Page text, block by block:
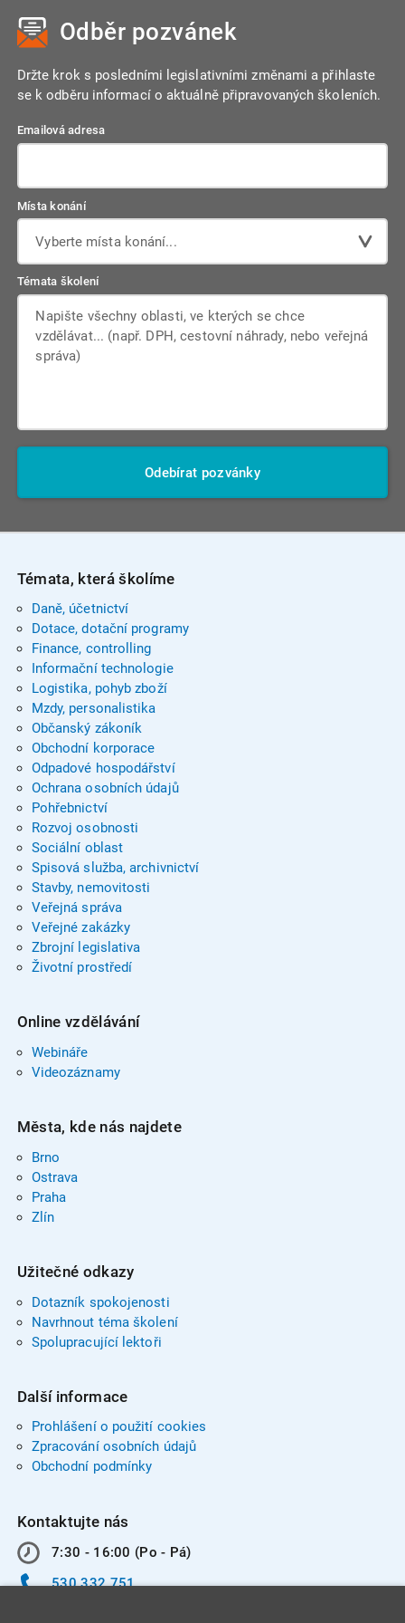
podávání výkazů i nový systém JMHZ. To má zajistit hladký
náběh, odchytání případných "porodních bolestí" a
minimalizovat rizika pro zaměstnavatele.
Odběr pozvánek
Držte krok s posledními legislativními změnami a přihlaste
se k odběru informací o aktuálně připravovaných školeních.
Emailová adresa
Místa konání
Vyberte místa konání...
Témata školení
Odebírat pozvánky
Témata, která školíme
Daně, účetnictví
Dotace, dotační programy
Finance, controlling
Informační technologie
Logistika, pohyb zboží
Mzdy, personalistika
Občanský zákoník
Obchodní korporace
Odpadové hospodářství
Ochrana osobních údajů
Pohřebnictví
Rozvoj osobnosti
Sociální oblast
Spisová služba, archivnictví
Stavby, nemovitosti
Veřejná správa
Veřejné zakázky
Zbrojní legislativa
Životní prostředí
Online vzdělávání
Webináře
Videozáznamy
Města, kde nás najdete
Brno
Ostrava
Praha
Zlín
Užitečné odkazy
Dotazník spokojenosti
Navrhnout téma školení
Spolupracující lektoři
Další informace
Prohlášení o použití cookies
Zpracování osobních údajů
Obchodní podmínky
Kontaktujte nás
7:30 - 16:00 (Po - Pá)
530 332 751